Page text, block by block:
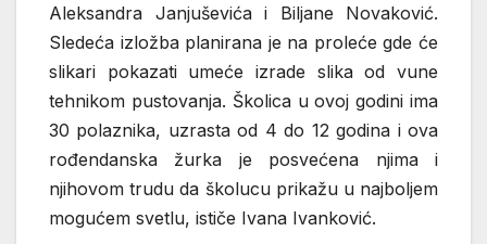
Aleksandra Janjuševića i Biljane Novaković.
Sledeća izložba planirana je na proleće gde će
slikari pokazati umeće izrade slika od vune
tehnikom pustovanja. Školica u ovoj godini ima
30 polaznika, uzrasta od 4 do 12 godina i ova
rođendanska žurka je posvećena njima i
njihovom trudu da školucu prikažu u najboljem
mogućem svetlu, ističe Ivana Ivanković.